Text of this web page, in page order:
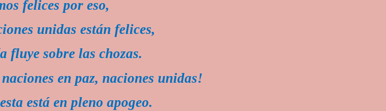
felices por eso,
unidas están felices,
fluye sobre las chozas.
en paz, naciones unidas!
está en pleno apogeo.